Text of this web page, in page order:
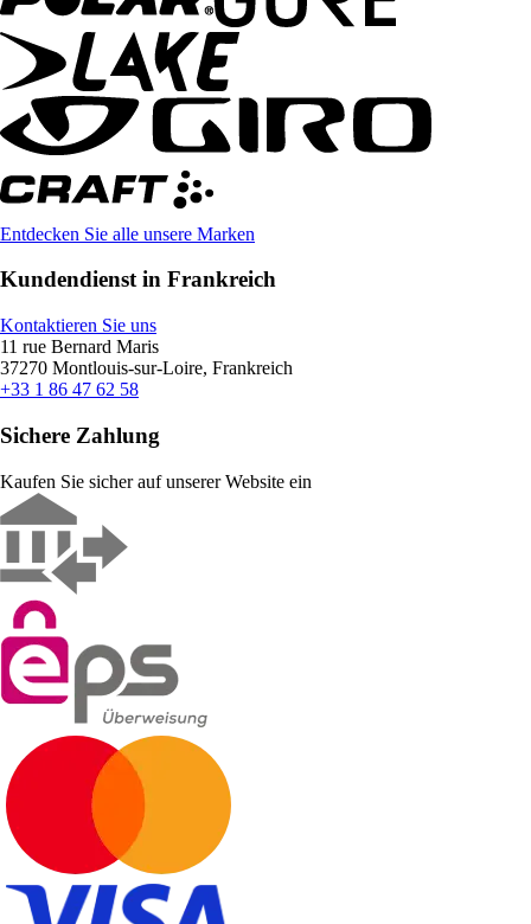
Entdecken Sie alle unsere Marken
Kundendienst in Frankreich
Kontaktieren Sie uns
11 rue Bernard Maris
37270 Montlouis-sur-Loire, Frankreich
+33 1 86 47 62 58
Sichere Zahlung
Kaufen Sie sicher auf unserer Website ein